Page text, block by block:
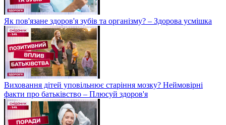
Як пов'язане здоров'я зубів та організму? – Здорова усмішка
Виховання дітей уповільнює старіння мозку? Неймовірні
факти про батьківство – Плюсуй здоров'я